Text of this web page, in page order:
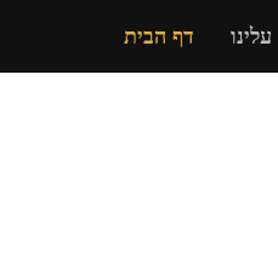
דף הבית עלינו